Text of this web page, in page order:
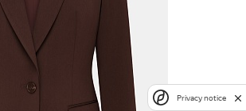
Privacy notice